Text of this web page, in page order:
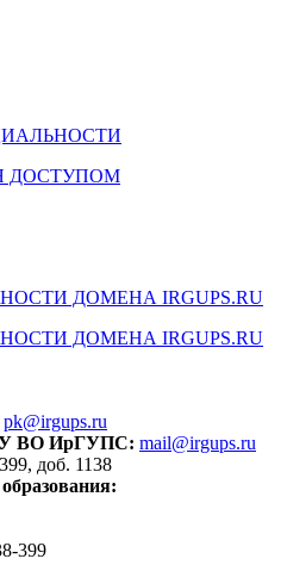
ДОСТУПОМ
ДОМЕНА IRGUPS.RU
ДОМЕНА IRGUPS.RU
pk@irgups.ru
ВО ИрГУПС: mail@irgups.ru
доб. 1138
399